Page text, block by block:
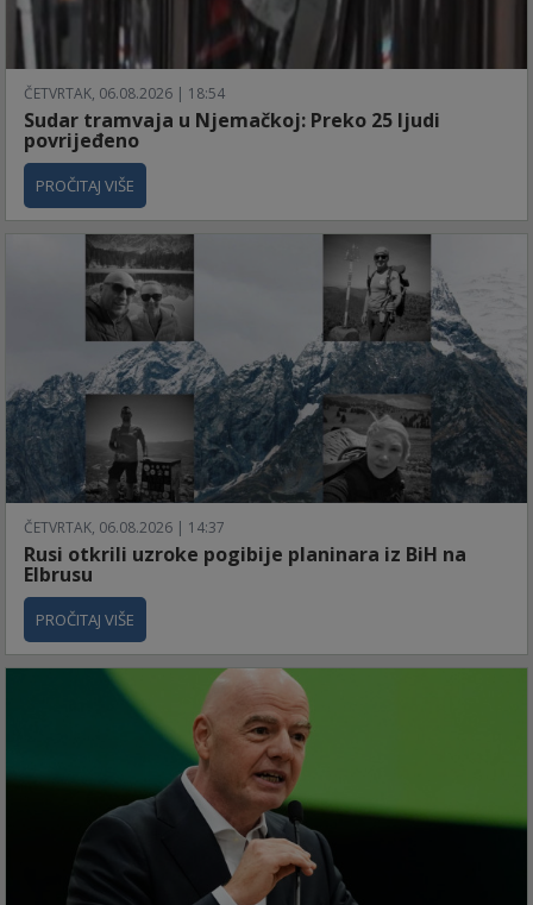
ČETVRTAK, 06.08.2026 | 18:54
Sudar tramvaja u Njemačkoj: Preko 25 ljudi
povrijeđeno
PROČITAJ VIŠE
ČETVRTAK, 06.08.2026 | 14:37
Rusi otkrili uzroke pogibije planinara iz BiH na
Elbrusu
PROČITAJ VIŠE